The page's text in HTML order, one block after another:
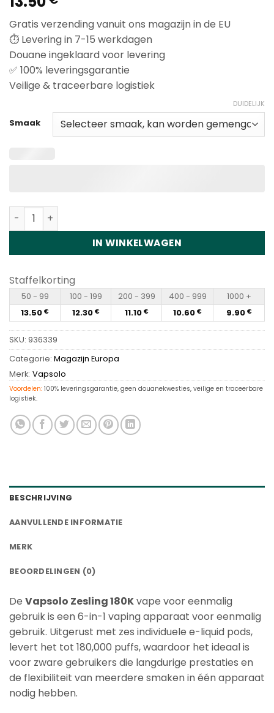
Gratis verzending vanuit ons magazijn in de EU
⏱️ Levering in 7-15 werkdagen
Douane ingeklaard voor levering
✅ 100% leveringsgarantie
Veilige & traceerbare logistiek
Smaak
DUIDELIJK
Vapsolo Sixer 180K Disposable Vape Wholesale
IN WINKELWAGEN
Staffelkorting
50 - 99 100 - 199 200 - 399 400 - 999
1000 +
13.50 € 12.30 € 11.10 € 10.60 € 9.90 €
SKU: 936339
Categorie: Magazijn Europa
Merk: Vapsolo
Voordelen: 100% leveringsgarantie, geen douanekwesties, veilige en traceerbare
logistiek.
BESCHRIJVING
AANVULLENDE INFORMATIE
MERK
BEOORDELINGEN (0)
De Vapsolo Zesling 180Kvape voor eenmalig
gebruik is een 6-in-1 vaping apparaat voor eenmalig
gebruik. Uitgerust met zes individuele e-liquid pods,
levert het tot 180,000 puffs, waardoor het ideaal is
voor zware gebruikers die langdurige prestaties en
de flexibiliteit van meerdere smaken in één apparaat
nodig hebben.